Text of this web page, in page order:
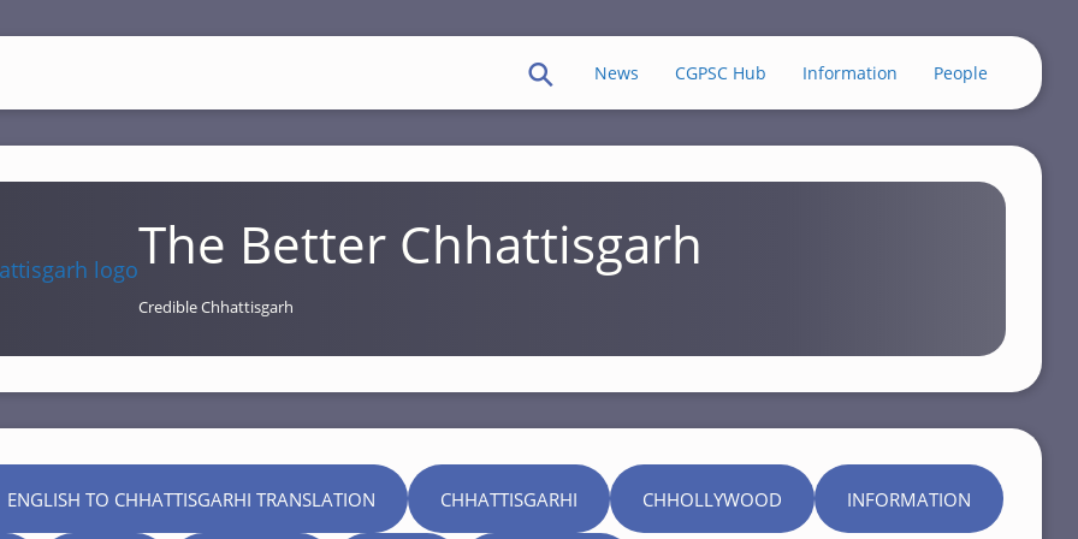
News CGPSC Hub Information People
The Better Chhattisgarh
Credible Chhattisgarh
TO CHHATTISGARHI TRANSLATION CHHATTISGARHI CHHOLLYWOOD INFORMATION